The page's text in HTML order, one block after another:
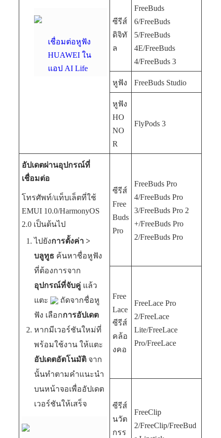
เชื่อมต่อหูฟัง
HUAWEI ใน
แอป AI Life
ซีรีส์
ดิจิทั
ล
FreeBuds
6/FreeBuds
5/FreeBuds
4E/FreeBuds
4/FreeBuds 3
หูฟัง FreeBuds Studio
หูฟัง
HO
NO
R
FlyPods 3
อัปเดตผ่านอุปกรณ์ที่
เชื่อมต่อ
โทรศัพท์/แท็บเล็ตที่ใช้
EMUI 10.0/HarmonyOS
2.0 เป็นต้นไป
ไปยังการตั้งค่า >
บลูทูธ ค้นหาชื่อหูฟัง
ที่ต้องการจาก
อุปกรณ์ที่จับคู่ แล้ว
แตะ
ถัดจากชื่อหู
ฟัง เลือกการอัปเดต
หากมีเวอร์ชันใหม่ที่
พร้อมใช้งาน ให้แตะ
อัปเดตอัตโนมัติ จาก
นั้นทำตามคำแนะนำ
บนหน้าจอเพื่ออัปเดต
เวอร์ชันให้เสร็จ
ซีรีส์
Free
Buds
Pro
FreeBuds Pro
4/FreeBuds Pro
3/FreeBuds Pro 2
+/FreeBuds Pro
2/FreeBuds Pro
Free
Lace
ซีรีส์
คล้อ
งคอ
FreeLace Pro
2/FreeLace
Lite/FreeLace
Pro/FreeLace
ซีรีส์
นวัต
กรร
FreeClip
2/FreeClip/FreeBud